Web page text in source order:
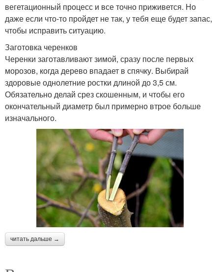
вегетационный процесс и все точно приживется. Но
даже если что-то пройдет не так, у тебя еще будет запас,
чтобы исправить ситуацию.
Заготовка черенков
Черенки заготавливают зимой, сразу после первых
морозов, когда дерево впадает в спячку. Выбирай
здоровые однолетние ростки длиной до 3,5 см.
Обязательно делай срез скошенным, и чтобы его
окончательный диаметр был примерно втрое больше
изначального.
читать дальше →